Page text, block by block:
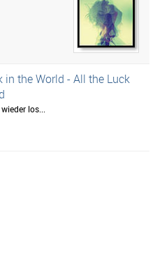
in the World - All the Luck
los...